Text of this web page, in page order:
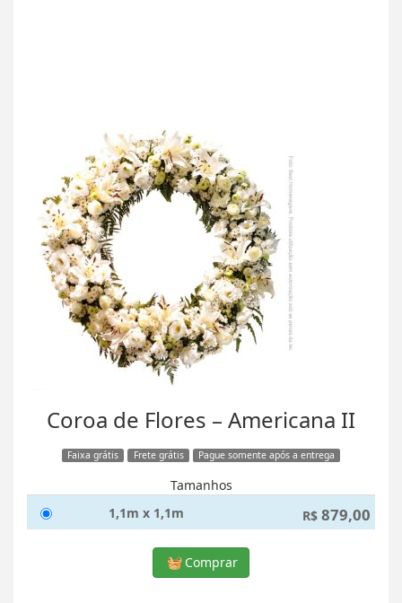
Coroa de Flores – Americana II
Faixa grátis Frete grátis Pague somente após a entrega
Tamanhos
1,1m x 1,1m
R$ 879,00
Comprar